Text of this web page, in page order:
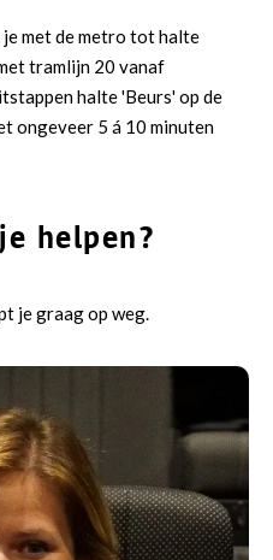
met de metro tot halte
tramlijn 20 vanaf
halte 'Beurs' op de
ongeveer 5 á 10 minuten
helpen?
je graag op weg.